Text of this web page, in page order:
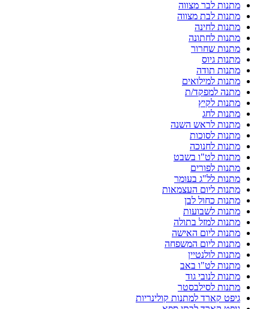
מתנות לבר מצווה
מתנות לבת מצווה
מתנות לחינה
מתנות לחתונה
מתנות שחרור
מתנות גיוס
מתנות תודה
מתנות למילואים
מתנה למפקד/ת
מתנות לקיץ
מתנות לחג
מתנות לראש השנה
מתנות לסוכות
מתנות לחנוכה
מתנות לט"ו בשבט
מתנות לפורים
מתנות לל"ג בעומר
מתנות ליום העצמאות
מתנות כחול לבן
מתנות לשבועות
מתנות למזל בתולה
מתנות ליום האישה
מתנות ליום המשפחה
מתנות לולנטיין
מתנות לט"ו באב
מתנות לנובי גוד
מתנות לסילבסטר
גיפט קארד למתנות קולינריות